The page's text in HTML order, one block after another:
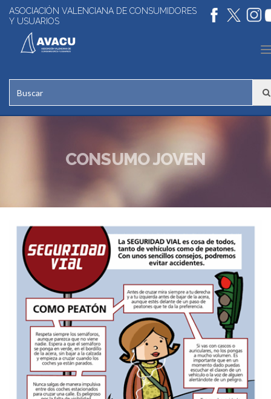
ASOCIACIÓN VALENCIANA DE CONSUMIDORES
Y USUARIOS
CONSUMO JOVEN